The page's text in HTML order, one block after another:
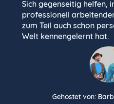
Sich gegenseitig helfen,
professionell
zum Teil auch schon
Welt kennengelernt hat.
Gehostet von: